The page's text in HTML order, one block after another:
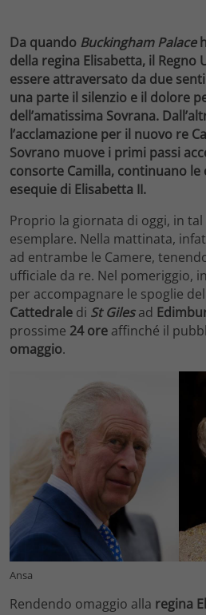
Da quando Buckingham Palace
della regina Elisabetta, il Regno
essere attraversato da due
una parte il silenzio e il dolore
dell’amatissima Sovrana.
l’acclamazione per il nuovo re
Sovrano muove i primi passi
consorte Camilla, continuano
esequie di Elisabetta II.
Proprio la giornata di oggi, in tal
esemplare. Nella mattinata,
ad entrambe le Camere,
ufficiale da re. Nel pomeriggio,
per accompagnare le spoglie
Cattedrale di St Gilesad
prossime 24 ore affinché il
omaggio.
Ansa
Rendendo omaggio alla regina